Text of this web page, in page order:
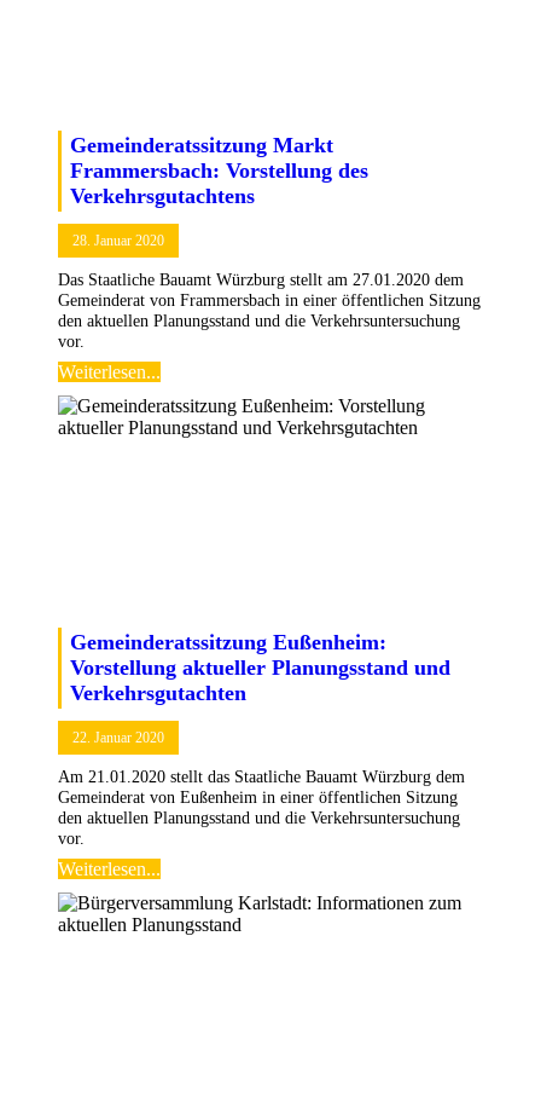
Gemeinderatssitzung Markt
Frammersbach: Vorstellung des
Verkehrsgutachtens
28. Januar 2020
Das Staatliche Bauamt Würzburg stellt am 27.01.2020 dem
Gemeinderat von Frammersbach in einer öffentlichen Sitzung
den aktuellen Planungsstand und die Verkehrsuntersuchung
vor.
Weiterlesen...
Gemeinderatssitzung Eußenheim:
Vorstellung aktueller Planungsstand und
Verkehrsgutachten
22. Januar 2020
Am 21.01.2020 stellt das Staatliche Bauamt Würzburg dem
Gemeinderat von Eußenheim in einer öffentlichen Sitzung
den aktuellen Planungsstand und die Verkehrsuntersuchung
vor.
Weiterlesen...